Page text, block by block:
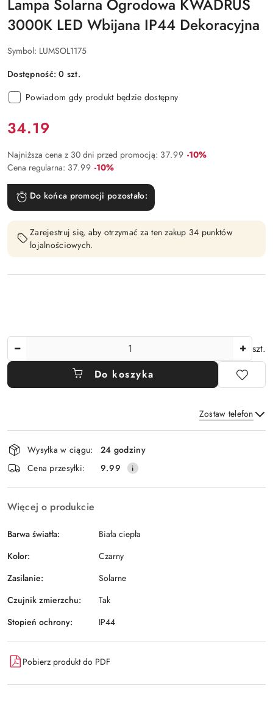
Lampa Solarna Ogrodowa KWADRUS
3000K LED Wbijana IP44 Dekoracyjna
Symbol: LUMSOL1175
Dostępność:0 szt.
Powiadom gdy produkt będzie dostępny
Cena:
34.19
Najniższa cena z 30 dni przed promocją: 37.99 Rabat:
-10%
Cena regularna: 37.99 Rabat:
-10%
Do końca promocji pozostało:
Zarejestruj się, aby otrzymać za ten zakup 34 punktów
lojalnościowych.
szt.
Do koszyka
Zostaw telefon
Wyślij
Dostępność
i
dostawa
Wysyłka w ciągu:
24 godziny
Cena przesyłki:
9.99
Więcej o produkcie
Barwa światła:
Biała ciepła
Kolor:
Czarny
Zasilanie:
Solarne
Czujnik zmierzchu:
Tak
Stopień ochrony:
IP44
Pobierz produkt do PDF